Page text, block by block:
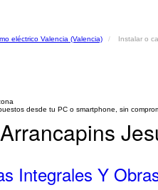
eléctrico Valencia (Valencia) Instalar o
desde tu PC o smartphone, sin
Integrales Y